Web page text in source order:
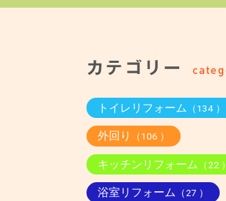
トイレリフォーム （134 ）
外回り （106 ）
キッチンリフォーム （22 ）
浴室リフォーム （27 ）